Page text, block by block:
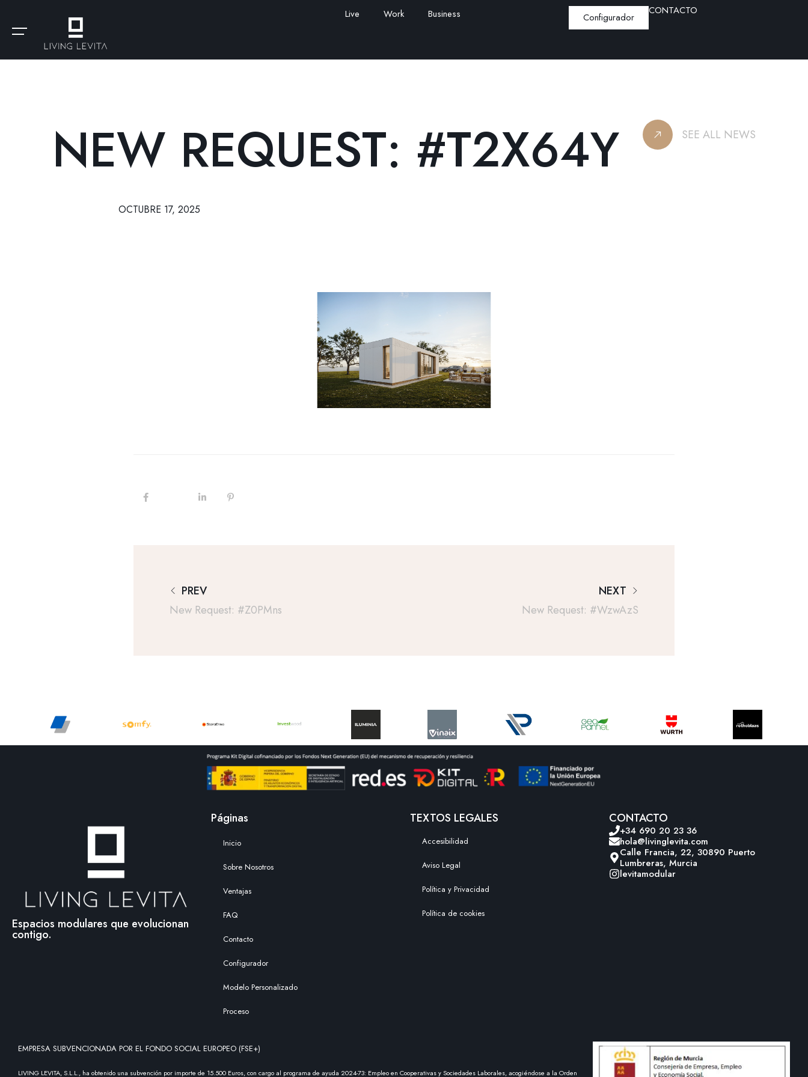
Live Work Business Configurador
CONTACTO
NEW REQUEST: #T2X64Y
OCTUBRE 17, 2025
SEE ALL NEWS
PREV
New Request: #z0PMns
NEXT
New Request: #wzwAzS
Espacios modulares que evolucionan
contigo.
Páginas
Inicio
Sobre Nosotros
Ventajas
FAQ
Contacto
Configurador
Modelo Personalizado
Proceso
TEXTOS LEGALES
Accesibilidad
Aviso Legal
Política y Privacidad
Política de cookies
CONTACTO
+34 690 20 23 36
hola@livinglevita.com
Calle Francia, 22, 30890 Puerto
Lumbreras, Murcia
levitamodular
EMPRESA SUBVENCIONADA POR EL FONDO SOCIAL EUROPEO (FSE+)
LIVING LEVITA, S.L.L., ha obtenido una subvención por importe de 15.500 Euros, con cargo al programa de ayuda 2024-73: Empleo en Cooperativas y Sociedades Laborales, acogiéndose a la Orden